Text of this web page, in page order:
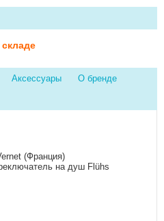
Аксессуары О бренде
(Франция)
на душ Flühs